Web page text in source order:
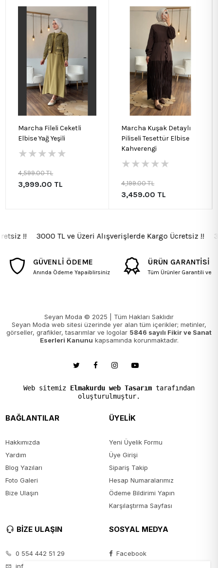
Marcha Fileli Ceketli
Elbise Yağ Yeşili
★★★★★
4,599.00 TL
3,999.00 TL
Marcha Kuşak Detaylı
Piliseli Tesettür Elbise
Kahverengi
★★★★★
4,199.00 TL
3,459.00 TL
!! 3000 TL ve Üzeri Alışverişlerde Kargo Ücretsiz !!
GÜVENLİ ÖDEME
Anında Ödeme Yapaiblirsiniz
ÜRÜN GARANTİSİ
Tüm Ürünler Garantili ve
Seyan Moda © 2025 | Tüm Hakları Saklıdır
Seyan Moda web sitesi üzerinde yer alan tüm içerikler; metinler,
görseller, grafikler, tasarımlar ve logolar 5846 sayılı Fikir ve Sanat
Eserleri Kanunu kapsamında korunmaktadır.
Web sitemiz Elmakurdu web Tasarım tarafından
oluşturulmuştur.
BAĞLANTILAR
Hakkımızda
Yardım
Blog Yazıları
Foto Galeri
Bize Ulaşın
ÜYELİK
Yeni Üyelik Formu
Üye Girişi
Sipariş Takip
Hesap Numaralarımız
Ödeme Bildirimi Yapın
Karşılaştırma Sayfası
BİZE ULAŞIN
0 554 442 51 29
info@seyanmoda.com
SOSYAL MEDYA
Facebook